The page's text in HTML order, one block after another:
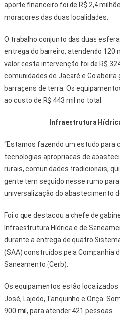
aporte financeiro foi de R$ 2,4
moradores das duas localidades.
O trabalho conjunto das duas
entrega do barreiro, atendendo 120
valor desta intervenção foi de R$
comunidades de Jacaré e Goiabeira
barragens de terra. Os
ao custo de R$ 443 mil no total.
Infraestrutura
“Estamos fazendo um estudo para
tecnologias apropriadas de
rurais, comunidades tradicionais,
gente tem seguido nesse rumo
universalização do abastecimento
Foi o que destacou a chefe de
Infraestrutura Hídrica e de
durante a entrega de quatro
(SAA) construídos pela Companhia
Saneamento (Cerb).
Os equipamentos estão
José, Lajedo, Tanquinho e Onça.
900 mil, para atender 421 pessoas.